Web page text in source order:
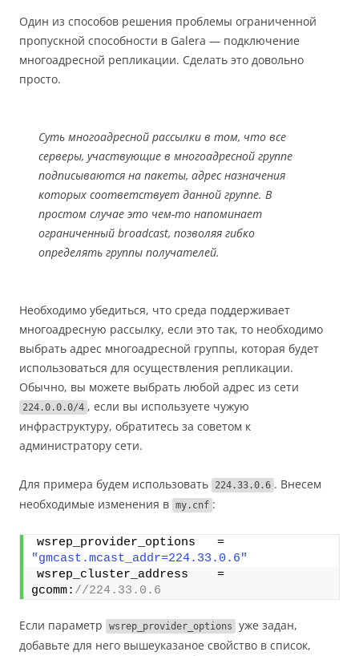
Один из способов решения проблемы ограниченной
пропускной способности в Galera — подключение
многоадресной репликации. Сделать это довольно
просто.
Суть многоадресной рассылки в том, что все
серверы, участвующие в многоадресной группе
подписываются на пакеты, адрес назначения
которых соответствует данной группе. В
простом случае это чем-то напоминает
ограниченный broadcast, позволяя гибко
определять группы получателей.
Необходимо убедиться, что среда поддерживает
многоадресную рассылку, если это так, то необходимо
выбрать адрес многоадресной группы, которая будет
использоваться для осуществления репликации.
Обычно, вы можете выбрать любой адрес из сети
224.0.0.0/4 , если вы используете чужую
инфраструктуру, обратитесь за советом к
администратору сети.
Для примера будем использовать 224.33.0.6 . Внесем
необходимые изменения в my.cnf :
"gmcast.mcast_addr=224.33.0.6"
wsrep_cluster_address    =
gcomm: //224.33.0.6
Если параметр wsrep_provider_options
уже задан,
добавьте для него вышеуказаное свойство в список,